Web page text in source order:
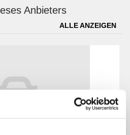
Anbieters
ALLE ANZEIGEN